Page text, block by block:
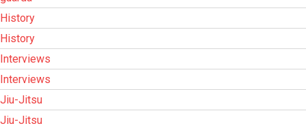
History
History
Interviews
Interviews
Jiu-Jitsu
Jiu-Jitsu